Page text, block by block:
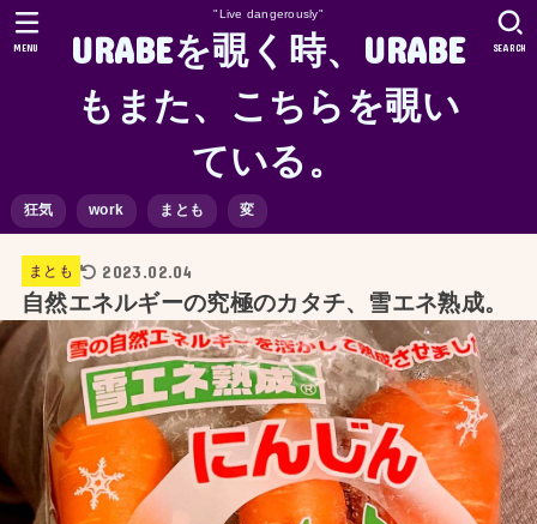
"Live dangerously"
URABEを覗く時、URABE
もまた、こちらを覗い
ている。
狂気 work まとも 変
SEARCH
MENU
まとも 2023.02.04
自然エネルギーの究極のカタチ、雪エネ熟成。